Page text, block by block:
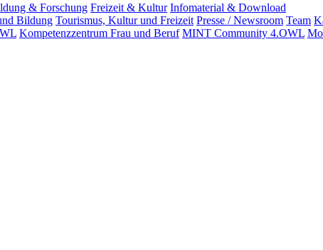
& Forschung Freizeit & Kultur Infomaterial & Download
Bildung Tourismus, Kultur und Freizeit Presse / Newsroom Team
Kompetenzzentrum Frau und Beruf MINT Community 4.OWL